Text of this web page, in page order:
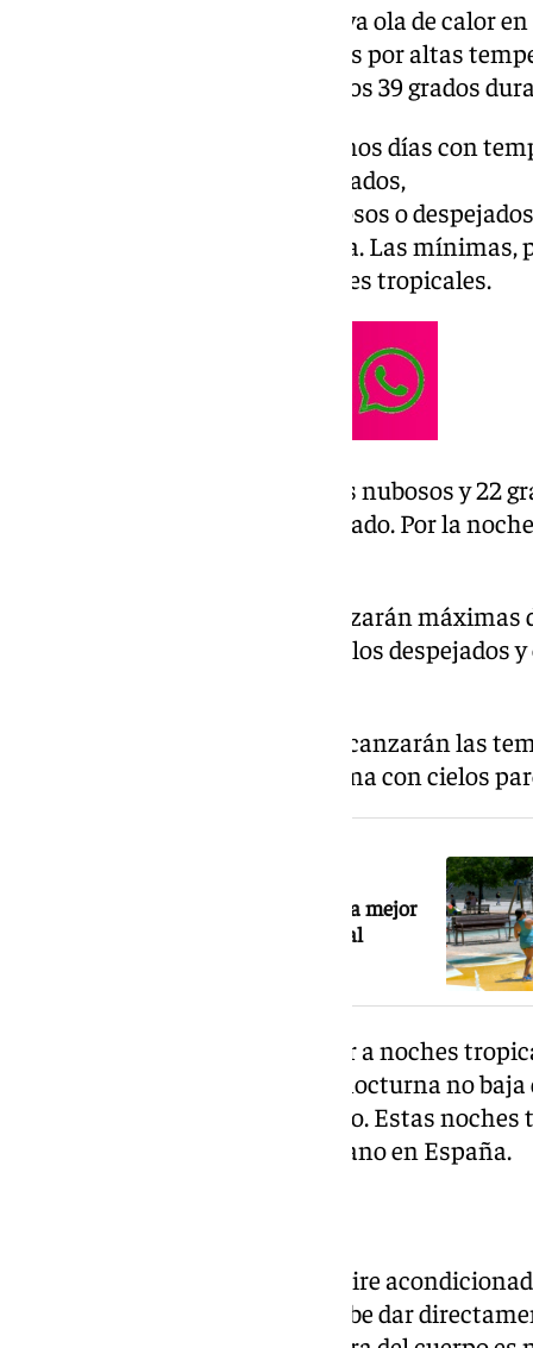
Granada se enfrenta a una nueva ola de calor
se han activado avisos amarillos por altas
Cuenca del Genil, que llegará a los 39 grados
La ciudad contará en los próximos días con
oscilarán entre los 35 y los 39 grados,
en jornadas de cielos poco nubosos o
Agencia Estatal de Meteorología. Las
grados, lo que dará lugar a noches tropicales.
El viernes comenzará con cielos nubosos y 22
resto del día con un cielo despejado. Por la
El sábado y el domingo se alcanzarán máximas
ambos días. El sábado habrá cielos despejados
Lunes, martes y miércoles se alcanzarán las
grados de máxima y 23 de mínima con cielos
Las fuentes recreativas en Granada, la mejor
alternativa frente al calor en la capital
Estas temperaturas darán lugar a noches
ocurre cuando la temperatura nocturna no baja
dormir bien sea muy complicado. Estas
cada vez más frecuentes en verano en España.
Los expertos aconsejan que el aire
muy fuerte y el ventilador no debe dar